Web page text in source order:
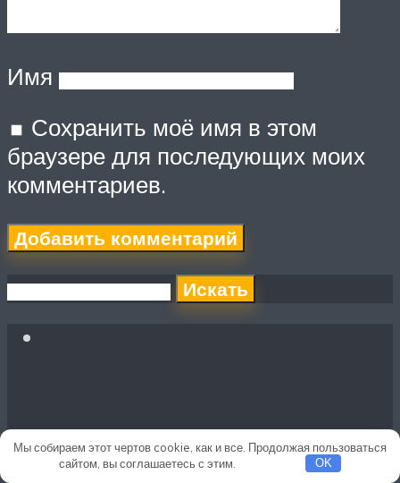
Имя
Сохранить моё имя в этом
браузере для последующих моих
комментариев.
Искать
Мы собираем этот чертов cookie, как и все. Продолжая пользоваться
сайтом, вы соглашаетесь с этим.
OK